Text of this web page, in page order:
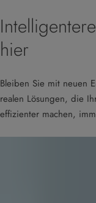
hier
Bleiben Sie mit neuen
realen Lösungen, die
effizienter machen,